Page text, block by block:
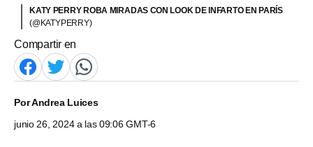
KATY PERRY ROBA MIRADAS CON LOOK DE INFARTO EN PARÍS
(@KATYPERRY)
Compartir en
PorAndrea Luices
junio 26, 2024 a las 09:06 GMT-6